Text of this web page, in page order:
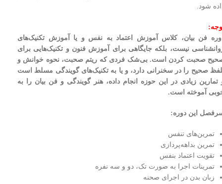
شود.
فن بیان، کلاس آموزش اعتماد به نفس و یا آموزش تکنیک‌های
نیست، بلکه جایگاهی برای آموزش فنون و تکنیک‌هایی برای
صحبت کردن است. بی‌شک فردی که ریتم صحبت، نحوه خوانش و
صحیح را در سخنرانی دارد، و یا به تکنیک‌های گویندگی مسلط است
تمارین زیادی در این حوزه انجام داده، هنر گویندگی و فن بیان را به
آموخته است.
این دوره:
تمرین‌های تنفس
تمرین بداهه‌پردازی
تقویت اعتماد بنفس
تمرینات اجرا به صورت تک، دو و سه نفره
زبان بدن در اجرای صحنه